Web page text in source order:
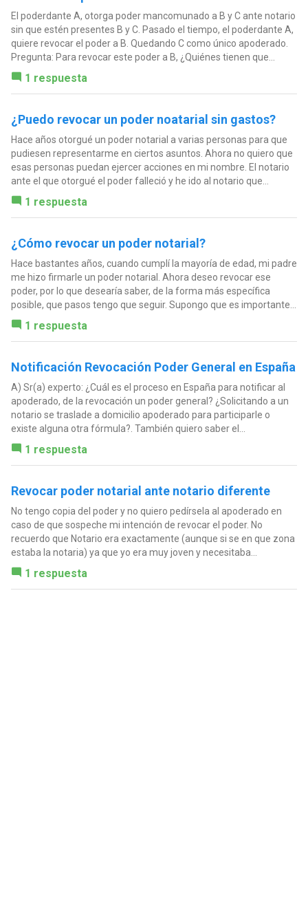
El poderdante A, otorga poder mancomunado a B y C ante notario
sin que estén presentes B y C. Pasado el tiempo, el poderdante A,
quiere revocar el poder a B. Quedando C como único apoderado.
Pregunta: Para revocar este poder a B, ¿Quiénes tienen que...
1 respuesta
¿Puedo revocar un poder noatarial sin gastos?
Hace años otorgué un poder notarial a varias personas para que
pudiesen representarme en ciertos asuntos. Ahora no quiero que
esas personas puedan ejercer acciones en mi nombre. El notario
ante el que otorgué el poder falleció y he ido al notario que...
1 respuesta
¿Cómo revocar un poder notarial?
Hace bastantes años, cuando cumplí la mayoría de edad, mi padre
me hizo firmarle un poder notarial. Ahora deseo revocar ese
poder, por lo que desearía saber, de la forma más específica
posible, que pasos tengo que seguir. Supongo que es importante...
1 respuesta
Notificación Revocación Poder General en España
A) Sr(a) experto: ¿Cuál es el proceso en España para notificar al
apoderado, de la revocación un poder general? ¿Solicitando a un
notario se traslade a domicilio apoderado para participarle o
existe alguna otra fórmula?. También quiero saber el...
1 respuesta
Revocar poder notarial ante notario diferente
No tengo copia del poder y no quiero pedírsela al apoderado en
caso de que sospeche mi intención de revocar el poder. No
recuerdo que Notario era exactamente (aunque si se en que zona
estaba la notaria) ya que yo era muy joven y necesitaba...
1 respuesta